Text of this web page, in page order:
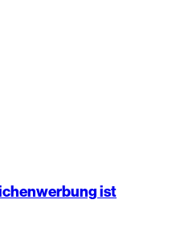
ist